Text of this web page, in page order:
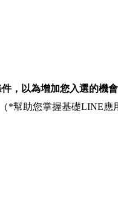
，以為增加您入選的機會
*幫助您掌握基礎LINE應